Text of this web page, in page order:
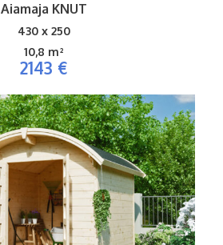
Aiamaja KNUT
430 x 250
10,8 m²
2143 €